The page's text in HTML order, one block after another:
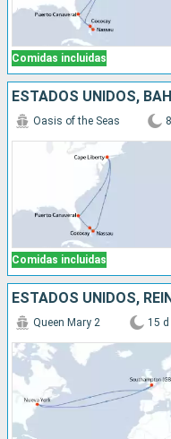
Comidas incluidas
ESTADOS UNIDOS,
Comidas incluidas
Oasis of the Seas
ESTADOS UNIDOS,
Queen Mary 2 15 d